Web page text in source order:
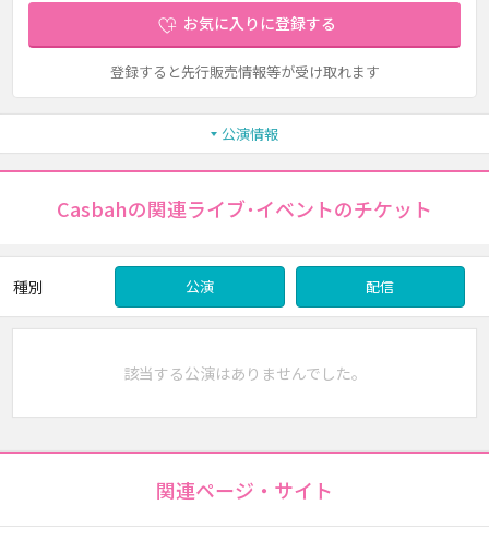
お気に入りに登録する
登録すると先行販売情報等が受け取れます
公演情報
Casbahの関連ライブ･イベントのチケット
種別 公演 配信
該当する公演はありませんでした。
関連ページ・サイト